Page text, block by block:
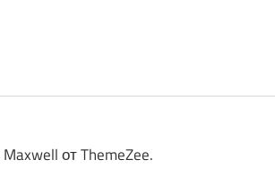
от ThemeZee.